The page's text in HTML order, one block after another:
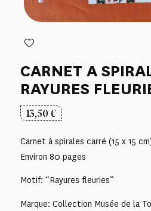
CARNET A
RAYURES
13,50€
Carnet à spirales carré (15 x 15
Environ 80 pages
Motif: “Rayures fleuries”
Marque: Collection Musée de la